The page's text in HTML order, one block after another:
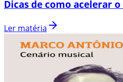
Dicas de como acelerar
Ler matéria